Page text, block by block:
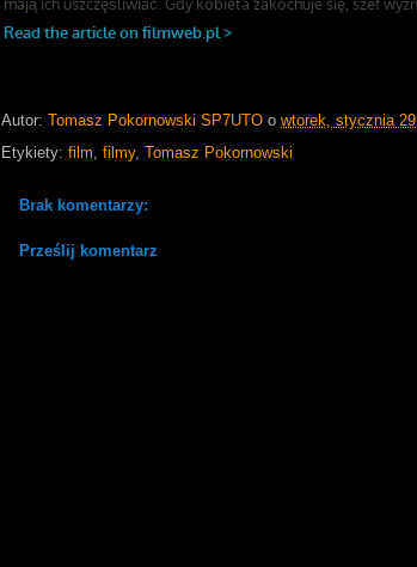
Autor: Tomasz Pokornowski SP7UTO o wtorek, stycznia
Etykiety: film, filmy, Tomasz Pokornowski
Brak komentarzy:
Prześlij komentarz